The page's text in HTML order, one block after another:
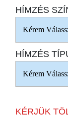
HÍMZÉS
HÍMZÉS
KÉRJÜK